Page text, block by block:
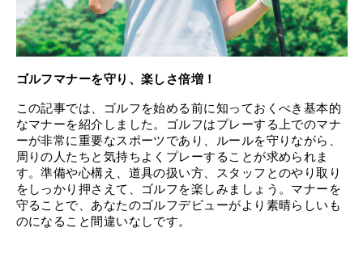
ゴルフマナーを守り、楽しさ倍増！
この記事では、ゴルフを始める前に知っておくべき基本的
なマナーを紹介しました。ゴルフはプレーする上でのマナ
ーが非常に重要なスポーツであり、ルールを守りながら、
周りの人たちと気持ちよくプレーすることが求められま
す。準備や心構え、道具の扱い方、スタッフとのやり取り
をしっかり押さえて、ゴルフを楽しみましょう。マナーを
守ることで、あなたのゴルフデビューがより素晴らしいも
のになること間違いなしです。